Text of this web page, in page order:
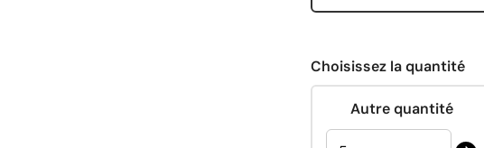
Choisissez la quantité
Autre quantité